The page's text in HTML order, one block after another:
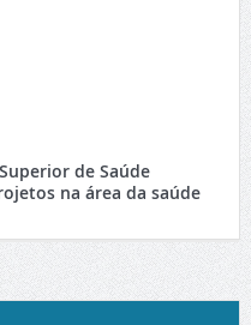
de Saúde
na área da saúde